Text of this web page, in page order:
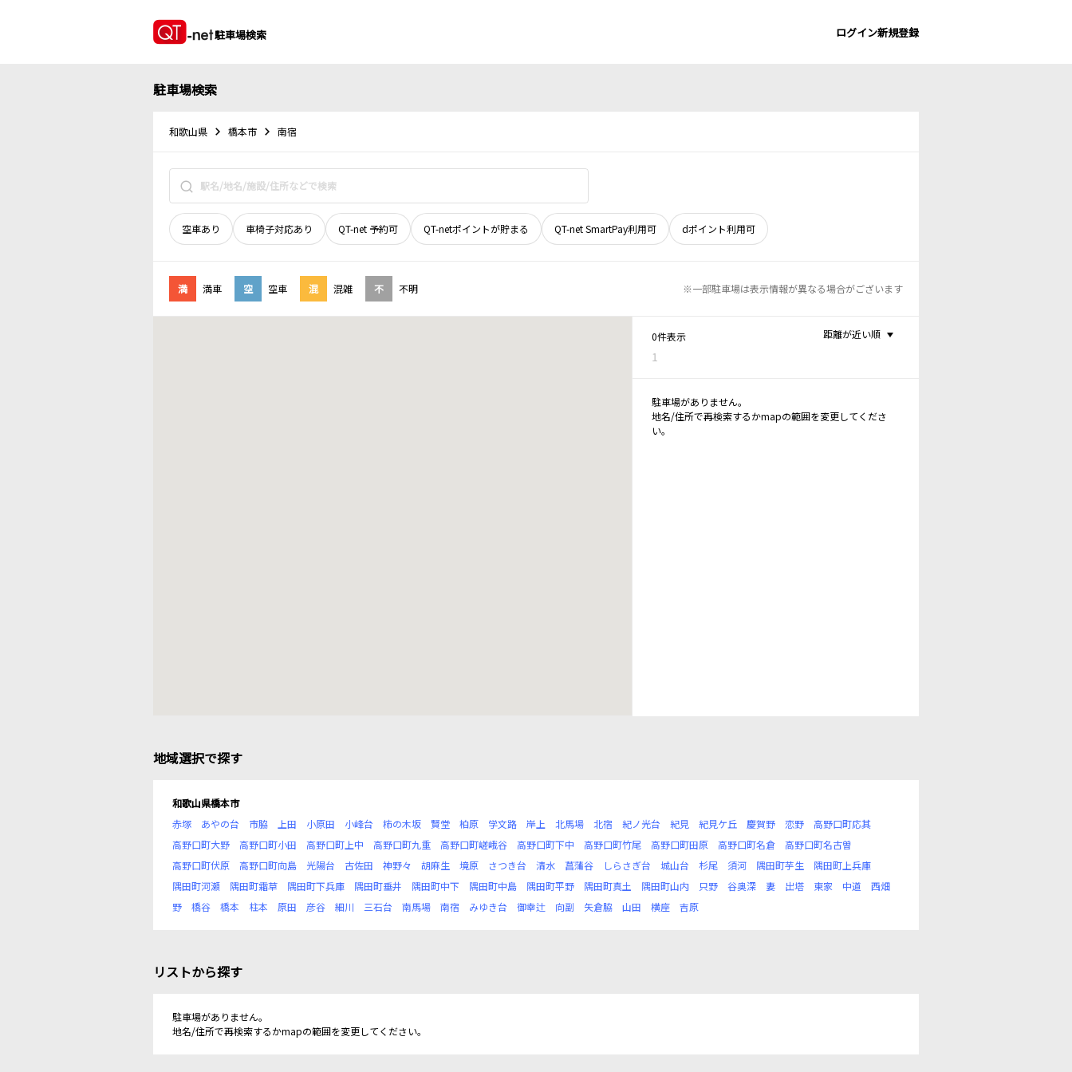
駐車場検索 ログイン新規登録
駐車場検索
和歌山県 橋本市 南宿
空車あり 車椅子対応あり QT-net 予約可 QT-netポイントが貯まる QT-net SmartPay利用可 dポイント利用可
満 満車 空 空車 混 混雑 不 不明 ※一部駐車場は表示情報が異なる場合がございます
0件表示
1
距離が近い順
駐車場がありません。
地名/住所で再検索するかmapの範囲を変更してくださ
い。
地域選択で探す
和歌山県橋本市
赤塚
あやの台 市脇 上田 小原田 小峰台 柿の木坂 賢堂 柏原 学文路 岸上 北馬場 北宿 紀ノ光台 紀見 紀見ケ丘 慶賀野 恋野
高野口町応其
高野口町大野
高野口町小田 高野口町上中 高野口町九重 高野口町嵯峨谷 高野口町下中 高野口町竹尾 高野口町田原 高野口町名倉
高野口町名古曽
高野口町伏原
高野口町向島 光陽台 古佐田 神野々 胡麻生 境原 さつき台 清水 菖蒲谷 しらさぎ台 城山台 杉尾 須河 隅田町芋生
隅田町上兵庫
隅田町河瀬
隅田町霜草 隅田町下兵庫 隅田町垂井 隅田町中下 隅田町中島 隅田町平野 隅田町真土 隅田町山内 只野 谷奥深 妻 出塔 東家 中道
西畑
野
橋谷 橋本 柱本 原田 彦谷 細川 三石台 南馬場 南宿 みゆき台 御幸辻 向副 矢倉脇 山田 横座 吉原
リストから探す
駐車場がありません。
地名/住所で再検索するかmapの範囲を変更してください。